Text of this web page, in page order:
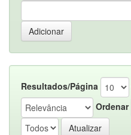
Resultados/Página
Ordenar